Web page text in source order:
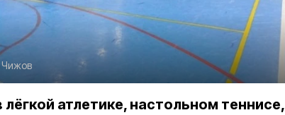
Чижов
атлетике, настольном теннисе,